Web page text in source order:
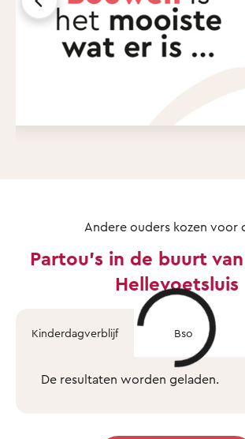
Andere ouders kozen voor
Partou's in de buurt
Hellevoetsluis
Kinderdagverblijf Bso
De resultaten worden geladen.